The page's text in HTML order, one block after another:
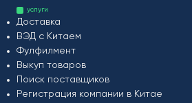
услуги
Доставка
ВЭД с Китаем
Фулфилмент
Выкуп товаров
Поиск поставщиков
Регистрация компании в Китае